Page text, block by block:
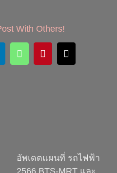
With Others!
WhatsAppPinterestEmail
อัพเดตแผนที่ รถไฟฟ้า
2566 BTS-MRT และ